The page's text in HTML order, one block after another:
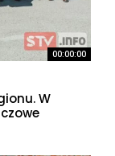
00:00:00
W